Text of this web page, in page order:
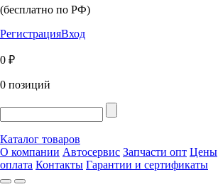
(бесплатно по РФ)
РегистрацияВход
0 ₽
0 позиций
Каталог товаров
О компании Автосервис Запчасти опт Цены
оплата Контакты Гарантии и сертификаты